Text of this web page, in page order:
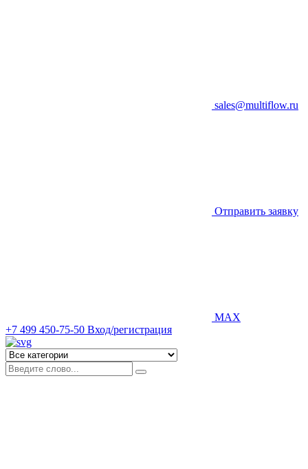
sales@multiflow.ru
Отправить заявку
MAX
+7 499 450-75-50 Вход/регистрация